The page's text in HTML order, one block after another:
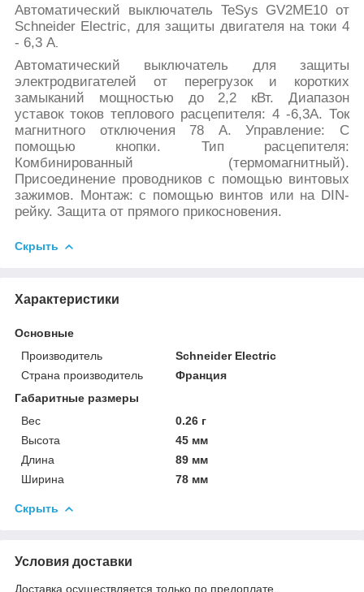
Автоматический выключатель TeSys GV2ME10 от
Schneider Electric, для защиты двигателя на токи 4
- 6,3 А
Автоматический выключатель для защиты
электродвигателей от перегрузок и коротких
замыканий мощностью до 2,2 кВт. Диапазон
уставок токов теплового расцепителя: 4 -6,3А. Ток
магнитного отключения 78 А. Управление: С
помощью кнопки. Тип расцепителя:
Комбинированный (термомагнитный).
Присоединение проводников с помощью винтовых
зажимов. Монтаж: с помощью винтов или на DIN-
рейку. Защита от прямого прикосновения.
Скрыть
Характеристики
Основные
Производитель
Schneider Electric
Страна производитель
Франция
Габаритные размеры
Вес
0.26 г
Высота
45 мм
Длина
89 мм
Ширина
78 мм
Скрыть
Условия доставки
Доставка осуществляется только по предоплате.